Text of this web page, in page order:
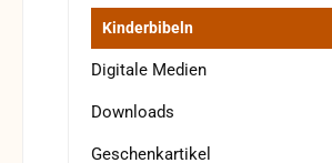
Kinderbibeln
Digitale Medien
Downloads
Geschenkartikel